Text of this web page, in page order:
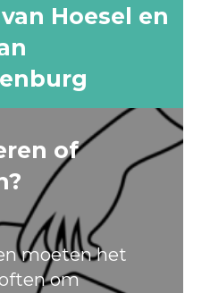
Hoesel en
of
moeten het
om